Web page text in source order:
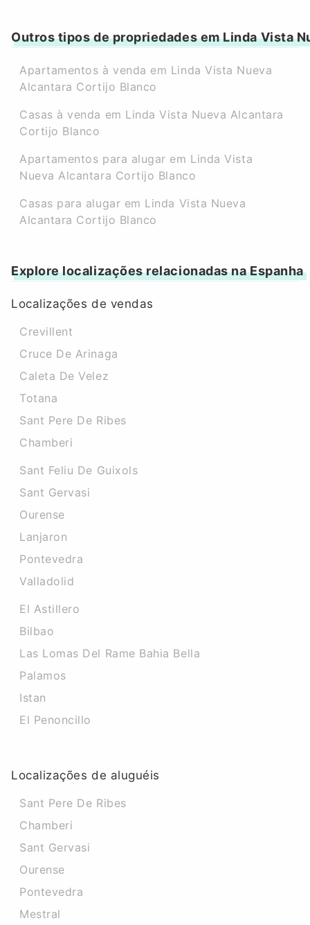
Outros tipos de propriedades em Linda Vista
Apartamentos à venda em Linda Vista Nueva
Alcantara Cortijo Blanco
Casas à venda em Linda Vista Nueva Alcantara
Cortijo Blanco
Apartamentos para alugar em Linda Vista
Nueva Alcantara Cortijo Blanco
Casas para alugar em Linda Vista Nueva
Alcantara Cortijo Blanco
Explore localizações relacionadas na Espanha
Localizações de vendas
Crevillent
Cruce De Arinaga
Caleta De Velez
Totana
Sant Pere De Ribes
Chamberi
Sant Feliu De Guixols
Sant Gervasi
Ourense
Lanjaron
Pontevedra
Valladolid
El Astillero
Bilbao
Las Lomas Del Rame Bahia Bella
Palamos
Istan
El Penoncillo
Localizações de aluguéis
Sant Pere De Ribes
Chamberi
Sant Gervasi
Ourense
Pontevedra
Mestral